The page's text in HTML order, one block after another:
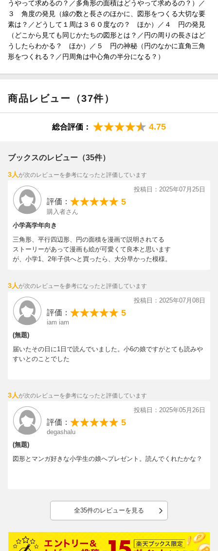
べます。
■□この本のいいところ□■
・オールカラーのマンガだから読みやすい！
・総ルビだから誰でも読める！
・学校では教えてくれない図形のひみつがわかる！
・図形への苦手意識がなくなる！
・算数、数学が得意になる！！
うやって求めるの？／多角形の面積はどうやって求めるの？）／
３ 角度の発見（線の数と長さのほかに、図形をつくる大切な要
素は？／どうして１周は３６０度なの？ ほか）／４ 円の発見
（どこから見ても同じかたちの図形とは？／円の周りの長さはど
うしたらわかる？ ほか）／５ 円の神秘（円のなかに直角三角
形をつくれる？／円周角は中心角の半分になる？）
商品レビュー（37件）
総合評価： 4.75
ブックスのレビュー（35件）
3人が次のレビューを参考になったと評価しています
投稿日：2025年07月25日
評価： 5
購入者さん
小学高学年向き
三角形、平行四辺形、円の面積を漫画で説明されてる
ストーリーがあって漫画も絵が可愛くて良本と思います
が、小学1、2年子供へと買ったら、大分早かった模様。
3人が次のレビューを参考になったと評価しています
投稿日：2025年07月08日
評価： 5
iam iam
(無題)
届いたその日に1日で読んでいました。小6の娘ですがとても読みや
すいとのことでした
3人が次のレビューを参考になったと評価しています
投稿日：2025年05月26日
評価： 5
degashalu
(無題)
図形とマンガ好きな小学生の娘へプレゼント。読んでくれたかな？
全35件のレビューを見る